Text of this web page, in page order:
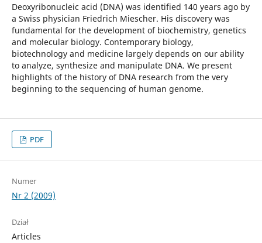
Deoxyribonucleic acid (DNA) was identified 140 years ago by
a Swiss physician Friedrich Miescher. His discovery was
fundamental for the development of biochemistry, genetics
and molecular biology. Contemporary biology,
biotechnology and medicine largely depends on our ability
to analyze, synthesize and manipulate DNA. We present
highlights of the history of DNA research from the very
beginning to the sequencing of human genome.
PDF
Numer
Nr 2 (2009)
Dział
Articles